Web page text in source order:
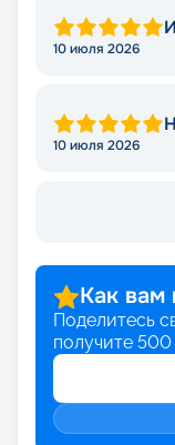
10 июля 2026
10 июля 2026
Как вам
Поделитесь
получите 500